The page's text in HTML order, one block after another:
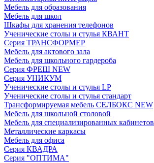
Мебель для образования
Мебель для школ
Шкафы для хранения телефонов
Ученические столы и стулья КВАНТ
Серия ТРАНСФОРМЕР
Мебель для актового зала
Мебель для школьного гардероба
Серия ФРЕШ NEW
Серия УНИКУМ
Ученические столы и стулья LP
Ученические столы и стулья стандарт
Трансформируемая мебель СЕЛБОКС NEW
Мебель для школьной столовой
Мебель для специализированных кабинетов
Металлические каркасы
Мебель для офиса
Серия КВАДРА
Серия "ОПТИМА"